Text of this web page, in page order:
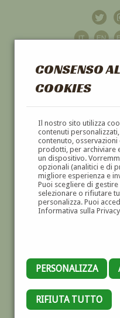
CONSENSO
COOKIES
Il nostro sito utilizza
contenuti
contenuto,
prodotti, per archiviare
un dispositivo.
opzionali (analitici e di
migliore esperienza e
Puoi scegliere di
selezionare o rifiutare
personalizza. Puoi
Informativa sulla
PERSONALIZZA
RIFIUTA TUTTO
DIPINTI E